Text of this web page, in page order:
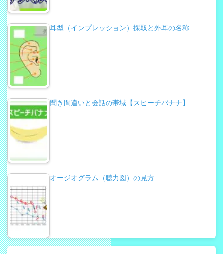
耳型（インプレッション）採取と外耳の名称
聞き間違いと会話の帯域【スピーチバナナ】
オージオグラム（聴力図）の見方